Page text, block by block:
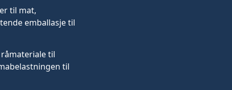
til mat,
emballasje til
til
til